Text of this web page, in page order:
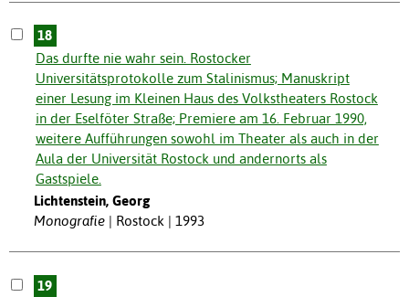
18
Das durfte nie wahr sein. Rostocker
Universitätsprotokolle zum Stalinismus; Manuskript
einer Lesung im Kleinen Haus des Volkstheaters Rostock
in der Eselföter Straße; Premiere am 16. Februar 1990,
weitere Aufführungen sowohl im Theater als auch in der
Aula der Universität Rostock und andernorts als
Gastspiele.
Lichtenstein, Georg
Monografie
Rostock | 1993
19